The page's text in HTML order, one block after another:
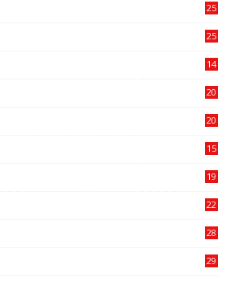
25
25
14
20
20
15
19
22
28
29